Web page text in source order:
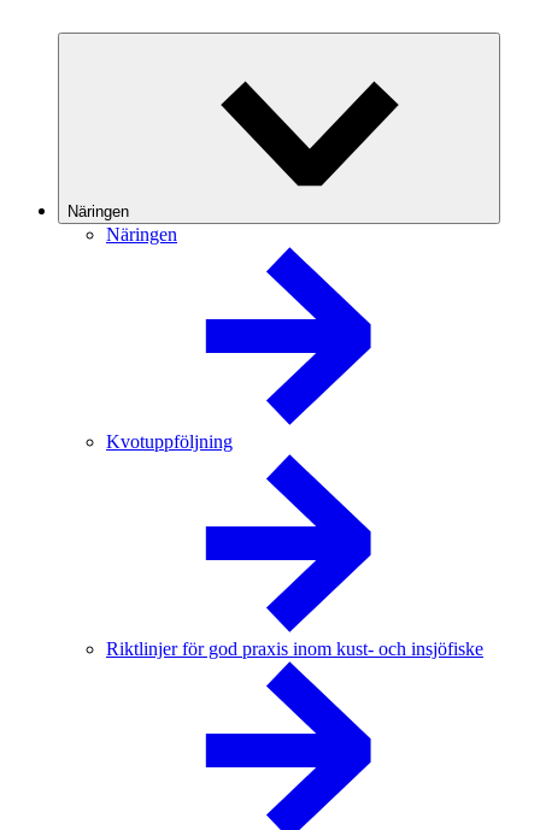
Näringen
Näringen
Kvotuppföljning
Riktlinjer för god praxis inom kust- och insjöfiske